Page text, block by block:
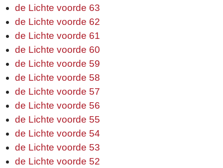
de Lichte voorde 63
de Lichte voorde 62
de Lichte voorde 61
de Lichte voorde 60
de Lichte voorde 59
de Lichte voorde 58
de Lichte voorde 57
de Lichte voorde 56
de Lichte voorde 55
de Lichte voorde 54
de Lichte voorde 53
de Lichte voorde 52